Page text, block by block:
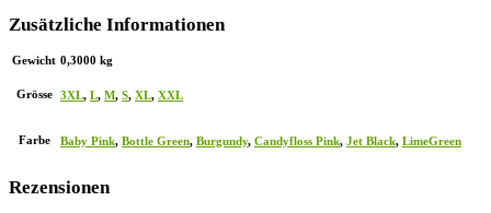
Zusätzliche Informationen
Gewicht 0,3000 kg
Grösse 3XL, L, M, S, XL, XXL
Farbe Baby Pink, Bottle Green, Burgundy, Candyfloss Pink, Jet Black, LimeGreen
Rezensionen